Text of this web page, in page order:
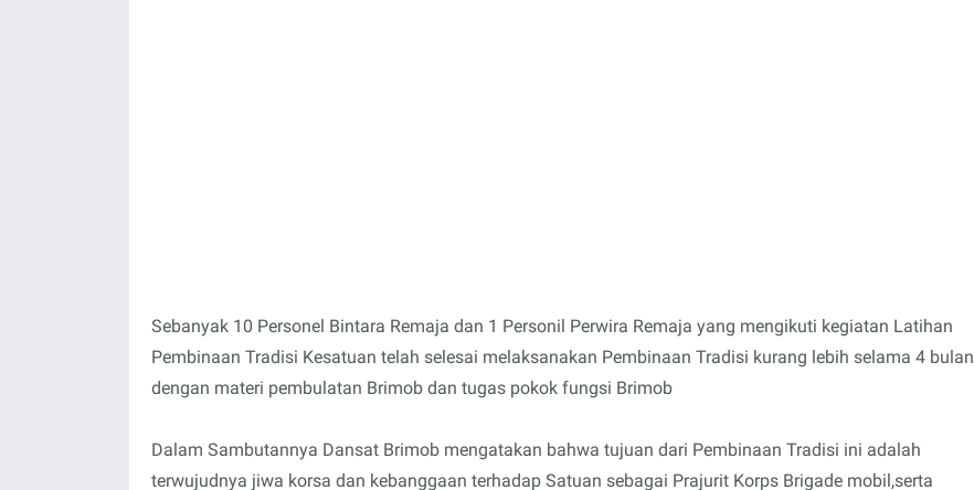
Sebanyak 10 Personel Bintara Remaja dan 1 Personil Perwira Remaja yang mengikuti kegiatan Latihan
Pembinaan Tradisi Kesatuan telah selesai melaksanakan Pembinaan Tradisi kurang lebih selama 4 bulan
dengan materi pembulatan Brimob dan tugas pokok fungsi Brimob
Dalam Sambutannya Dansat Brimob mengatakan bahwa tujuan dari Pembinaan Tradisi ini adalah
terwujudnya jiwa korsa dan kebanggaan terhadap Satuan sebagai Prajurit Korps Brigade mobil,serta